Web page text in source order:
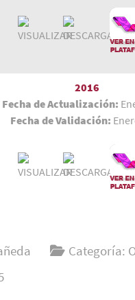
2016
Fecha de Actualización:
Fecha de Validación:
Categoría: